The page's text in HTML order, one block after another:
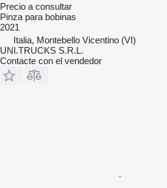
Precio a consultar
Pinza para bobinas
2021
Italia, Montebello Vicentino (VI)
UNI.TRUCKS S.R.L.
Contacte con el vendedor